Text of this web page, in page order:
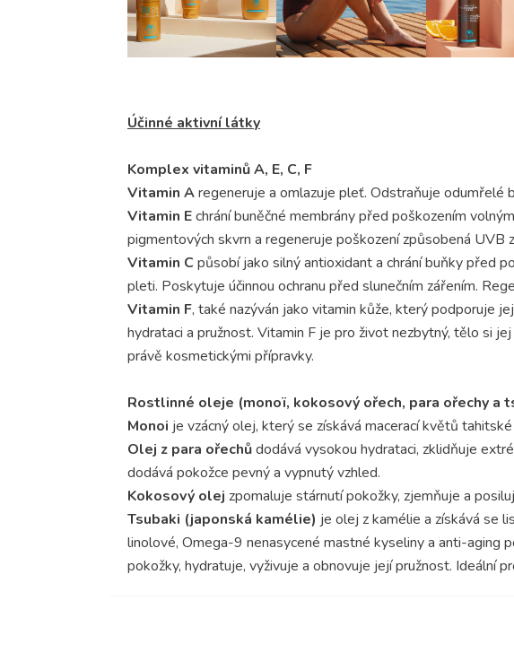
Účinné aktivní látky
Komplex vitaminů A, E, C, F
Vitamin Aregeneruje a omlazuje pleť. Odstraňuje odumřelé
Vitamin Echrání buněčné membrány před poškozením
pigmentových skvrn a regeneruje poškození způsobená UVB
Vitamin Cpůsobí jako silný antioxidant a chrání buňky před
pleti. Poskytuje účinnou ochranu před slunečním zářením.
Vitamin F, také nazýván jako vitamin kůže, který podporuje
hydrataci a pružnost. Vitamin F je pro život nezbytný, tělo si
právě kosmetickými přípravky.
Rostlinné oleje (monoï, kokosový ořech, para ořechy a
Monoi je vzácný olej, který se získává macerací květů
Olej z para ořechůdodává vysokou hydrataci, zklidňuje
dodává pokožce pevný a vypnutý vzhled.
Kokosový olej zpomaluje stárnutí pokožky, zjemňuje a
Tsubaki (japonská kamélie) je olej z kamélie a získává se
linolové, Omega-9 nenasycené mastné kyseliny a anti-aging
pokožky, hydratuje, vyživuje a obnovuje její pružnost. Ideální